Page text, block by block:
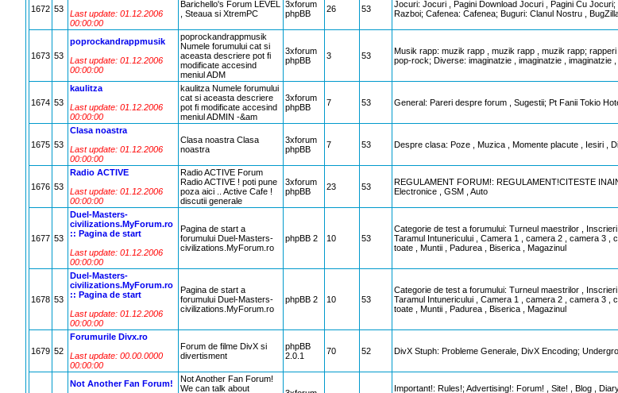
1672 53
Last update: 01.12.2006
00:00:00
Barichello's Forum LEVEL
, Steaua si XtremPC
3xforum
phpBB
26 53
Jocuri: Jocuri , Pagini Download Jocuri , Pagini Cu
Razboi; Cafenea: Cafenea; Buguri: Clanul Nostru ,
1673 53
poprockandrappmusik
Last update: 01.12.2006
00:00:00
poprockandrappmusik
Numele forumului cat si
aceasta descriere pot fi
modificate accesind
meniul ADM
3xforum
phpBB
3 53
Musik rapp: muzik rapp , muzik rapp , muzik rapp;
pop-rock; Diverse: imaginatzie , imaginatzie ,
1674 53
kaulitza
Last update: 01.12.2006
00:00:00
kaulitza Numele forumului
cat si aceasta descriere
pot fi modificate accesind
meniul ADMIN -&am
3xforum
phpBB
7 53 General: Pareri despre forum , Sugestii; Pt Fanii Tokio
1675 53
Clasa noastra
Last update: 01.12.2006
00:00:00
Clasa noastra Clasa
noastra
3xforum
phpBB
7 53 Despre clasa: Poze , Muzica , Momente placute , Iesiri ,
1676 53
Radio ACTIVE
Last update: 01.12.2006
00:00:00
Radio ACTIVE Forum
Radio ACTIVE ! poti pune
poza aici .. Active Cafe !
discutii generale
3xforum
phpBB
23 53
REGULAMENT FORUM!: REGULAMENT!CITESTE
Electronice , GSM , Auto
1677 53
Duel-Masters-
civilizations.MyForum.ro
:: Pagina de start
Last update: 01.12.2006
00:00:00
Pagina de start a
forumului Duel-Masters-
civilizations.MyForum.ro
phpBB 2 10 53
Categorie de test a forumului: Turneul maestrilor ,
Taramul Intunericului , Camera 1 , camera 2 , camera 3 ,
toate , Muntii , Padurea , Biserica , Magazinul
1678 53
Duel-Masters-
civilizations.MyForum.ro
:: Pagina de start
Last update: 01.12.2006
00:00:00
Pagina de start a
forumului Duel-Masters-
civilizations.MyForum.ro
phpBB 2 10 53
Categorie de test a forumului: Turneul maestrilor ,
Taramul Intunericului , Camera 1 , camera 2 , camera 3 ,
toate , Muntii , Padurea , Biserica , Magazinul
1679 52
Forumurile Divx.ro
Last update: 00.00.0000
00:00:00
Forum de filme DivX si
divertisment
phpBB
2.0.1
70 52 DivX Stuph: Probleme Generale, DivX Encoding;
Not Another Fan Forum!
Not Another Fan Forum!
We can talk about
Important!: Rules!; Advertising!: Forum! , Site! , Blog ,